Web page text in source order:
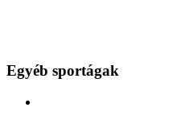
Egyéb sportágak